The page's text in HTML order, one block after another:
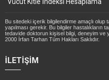
Bu sitedeki içerik bilgilendirme amaçlı olup
yapılması gerekir. Bu bilgiler hastalıkların
tedavide doktorun kişisel bilgi, deneyim
2000 İrfan Tarhan Tüm Hakları Saklıdır.
İLETIŞIM